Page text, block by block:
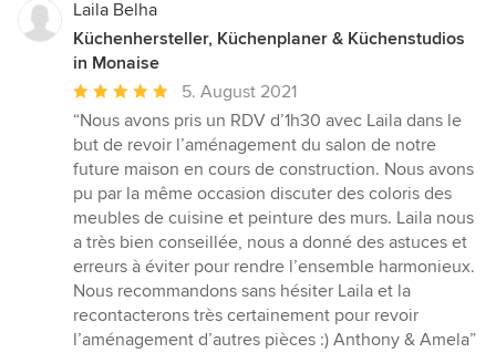
Laila Belha
Küchenhersteller, Küchenplaner & Küchenstudios
in Monaise
Durchschnittliche
Bewertung:
5
von
5
Sternen
5. August 2021
“Nous avons pris un RDV d’1h30 avec Laila dans le
but de revoir l’aménagement du salon de notre
future maison en cours de construction. Nous avons
pu par la même occasion discuter des coloris des
meubles de cuisine et peinture des murs. Laila nous
a très bien conseillée, nous a donné des astuces et
erreurs à éviter pour rendre l’ensemble harmonieux.
Nous recommandons sans hésiter Laila et la
recontacterons très certainement pour revoir
l’aménagement d’autres pièces :) Anthony & Amela”